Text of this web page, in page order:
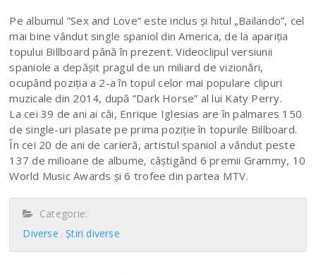
Pe albumul ”Sex and Love” este inclus și hitul „Bailando”, cel
mai bine vândut single spaniol din America, de la apariția
topului Billboard până în prezent. Videoclipul versiunii
spaniole a depășit pragul de un miliard de vizionări,
ocupând poziția a 2-a în topul celor mai populare clipuri
muzicale din 2014, după ”Dark Horse” al lui Katy Perry.
La cei 39 de ani ai căi, Enrique Iglesias are în palmares 150
de single-uri plasate pe prima poziție în topurile Billboard.
În cei 20 de ani de carieră, artistul spaniol a vândut peste
137 de milioane de albume, câștigând 6 premii Grammy, 10
World Music Awards și 6 trofee din partea MTV.
Categorie:
Diverse Știri diverse